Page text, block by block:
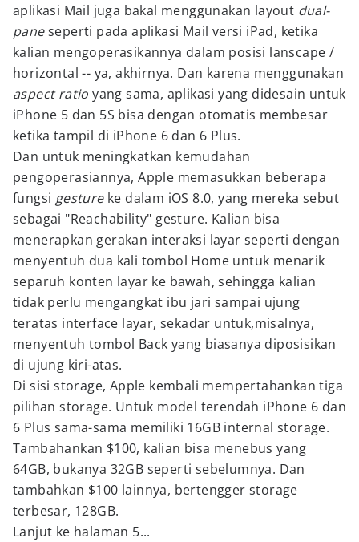
aplikasi Mail juga bakal menggunakan layout dual-
paneseperti pada aplikasi Mail versi iPad, ketika
kalian mengoperasikannya dalam posisi lanscape /
horizontal -- ya, akhirnya. Dan karena menggunakan
aspect ratio yang sama, aplikasi yang didesain untuk
iPhone 5 dan 5S bisa dengan otomatis membesar
ketika tampil di iPhone 6 dan 6 Plus.
Dan untuk meningkatkan kemudahan
pengoperasiannya, Apple memasukkan beberapa
fungsi gestureke dalam iOS 8.0, yang mereka sebut
sebagai "Reachability" gesture. Kalian bisa
menerapkan gerakan interaksi layar seperti dengan
menyentuh dua kali tombol Home untuk menarik
separuh konten layar ke bawah, sehingga kalian
tidak perlu mengangkat ibu jari sampai ujung
teratas interface layar, sekadar untuk,misalnya,
menyentuh tombol Back yang biasanya diposisikan
di ujung kiri-atas.
Di sisi storage, Apple kembali mempertahankan tiga
pilihan storage. Untuk model terendah iPhone 6 dan
6 Plus sama-sama memiliki 16GB internal storage.
Tambahankan $100, kalian bisa menebus yang
64GB, bukanya 32GB seperti sebelumnya. Dan
tambahkan $100 lainnya, bertengger storage
terbesar, 128GB.
Lanjut ke halaman 5...